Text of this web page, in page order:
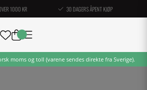
1000 KR 30 DAGERS ÅPENT KJØP
moms og toll (varene sendes direkte fra Sverige).